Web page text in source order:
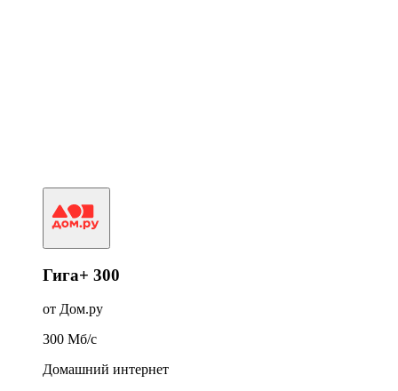
Гига+ 300
от Дом.ру
300 Мб/c
Домашний интернет